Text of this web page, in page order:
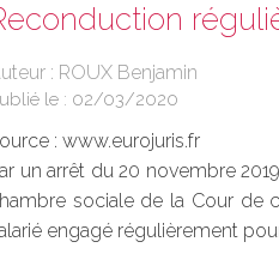
: ROUX Benjamin
le : 02/03/2020
: www.eurojuris.fr
un arrêt du 20 novembre
sociale de la Cour de
engagé régulièrement